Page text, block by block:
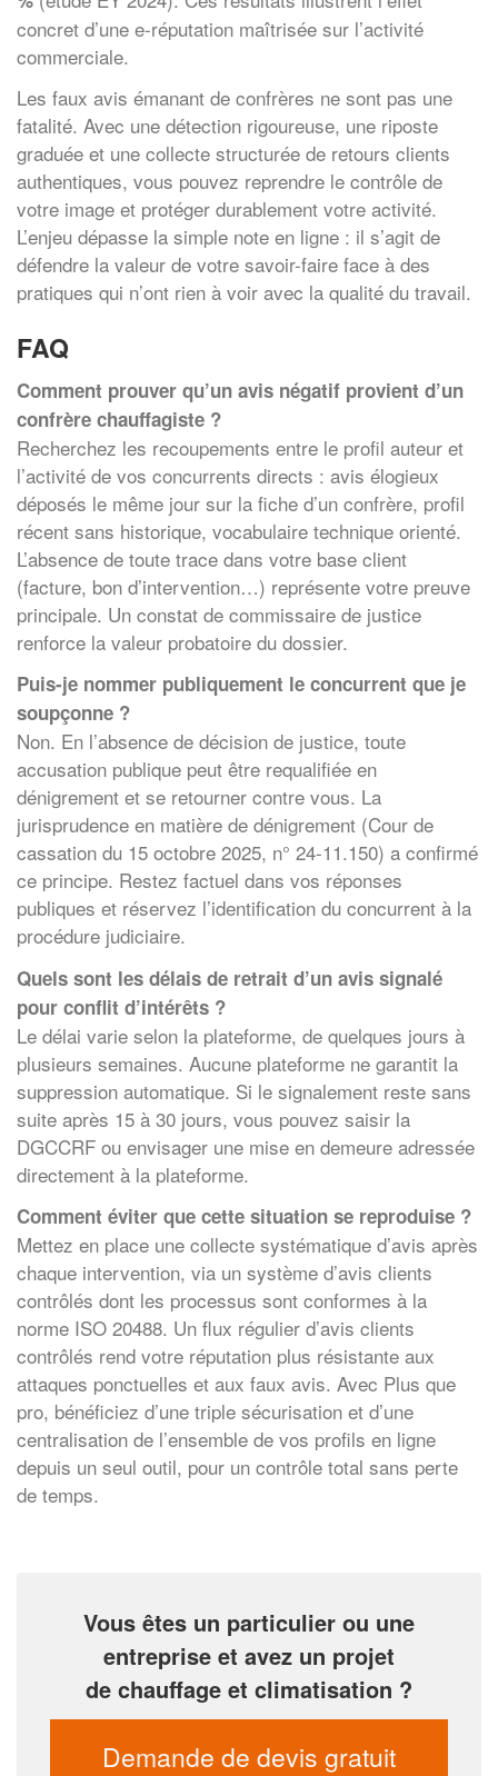
concret d’une e-réputation maîtrisée sur l’activité
commerciale.
Les faux avis émanant de confrères ne sont pas une
fatalité. Avec une détection rigoureuse, une riposte
graduée et une collecte structurée de retours clients
authentiques, vous pouvez reprendre le contrôle de
votre image et protéger durablement votre activité.
L’enjeu dépasse la simple note en ligne : il s’agit de
défendre la valeur de votre savoir-faire face à des
pratiques qui n’ont rien à voir avec la qualité du travail.
FAQ
Comment prouver qu’un avis négatif provient d’un
confrère chauffagiste ?
Recherchez les recoupements entre le profil auteur et
l’activité de vos concurrents directs : avis élogieux
déposés le même jour sur la fiche d’un confrère, profil
récent sans historique, vocabulaire technique orienté.
L’absence de toute trace dans votre base client
(facture, bon d’intervention…) représente votre preuve
principale. Un constat de commissaire de justice
renforce la valeur probatoire du dossier.
Puis-je nommer publiquement le concurrent que je
soupçonne ?
Non. En l’absence de décision de justice, toute
accusation publique peut être requalifiée en
dénigrement et se retourner contre vous. La
jurisprudence en matière de dénigrement (Cour de
cassation du 15 octobre 2025, n° 24-11.150) a confirmé
ce principe. Restez factuel dans vos réponses
publiques et réservez l’identification du concurrent à la
procédure judiciaire.
Quels sont les délais de retrait d’un avis signalé
pour conflit d’intérêts ?
Le délai varie selon la plateforme, de quelques jours à
plusieurs semaines. Aucune plateforme ne garantit la
suppression automatique. Si le signalement reste sans
suite après 15 à 30 jours, vous pouvez saisir la
DGCCRF ou envisager une mise en demeure adressée
directement à la plateforme.
Comment éviter que cette situation se reproduise ?
Mettez en place une collecte systématique d’avis après
chaque intervention, via un système d’avis clients
contrôlés dont les processus sont conformes à la
norme ISO 20488. Un flux régulier d’avis clients
contrôlés rend votre réputation plus résistante aux
attaques ponctuelles et aux faux avis. Avec Plus que
pro, bénéficiez d’une triple sécurisation et d’une
centralisation de l’ensemble de vos profils en ligne
depuis un seul outil, pour un contrôle total sans perte
de temps.
Vous êtes un particulier ou une
entreprise et avez un projet
de chauffage et climatisation ?
Demande de devis gratuit